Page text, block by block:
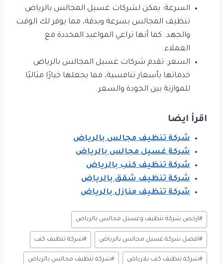
السرعة: يمكن لشركات غسيل المجالس بالرياض
تنظيف المجالس بسرعة وبدقة، مما يوفر لك الوقت
والجهد. كما أنها تراعي المواعيد المحددة مع
العملاء.
السعر: تقدم شركات غسيل المجالس بالرياض
خدماتها بأسعار تنافسية، مما يجعلها خيارًا مثاليًا
للموازنة بين الجودة والسعر.
اقرأ ايضا
شركة تنظيف مجالس بالرياض
شركة غسيل مجالس بالرياض
شركة تنظيف كنب بالرياض
شركة تنظيف شقق بالرياض
شركة تنظيف منازل بالرياض
وسوم
المقال:
#ارخص شركة تنظيف وغسيل مجالس بالرياض
#افضل شركة غسيل مجالس بالرياض #شركة تنظيف كنب
#شركة تنظيف كنب بلارياض #شركة تنظيف مجالس بالرياض